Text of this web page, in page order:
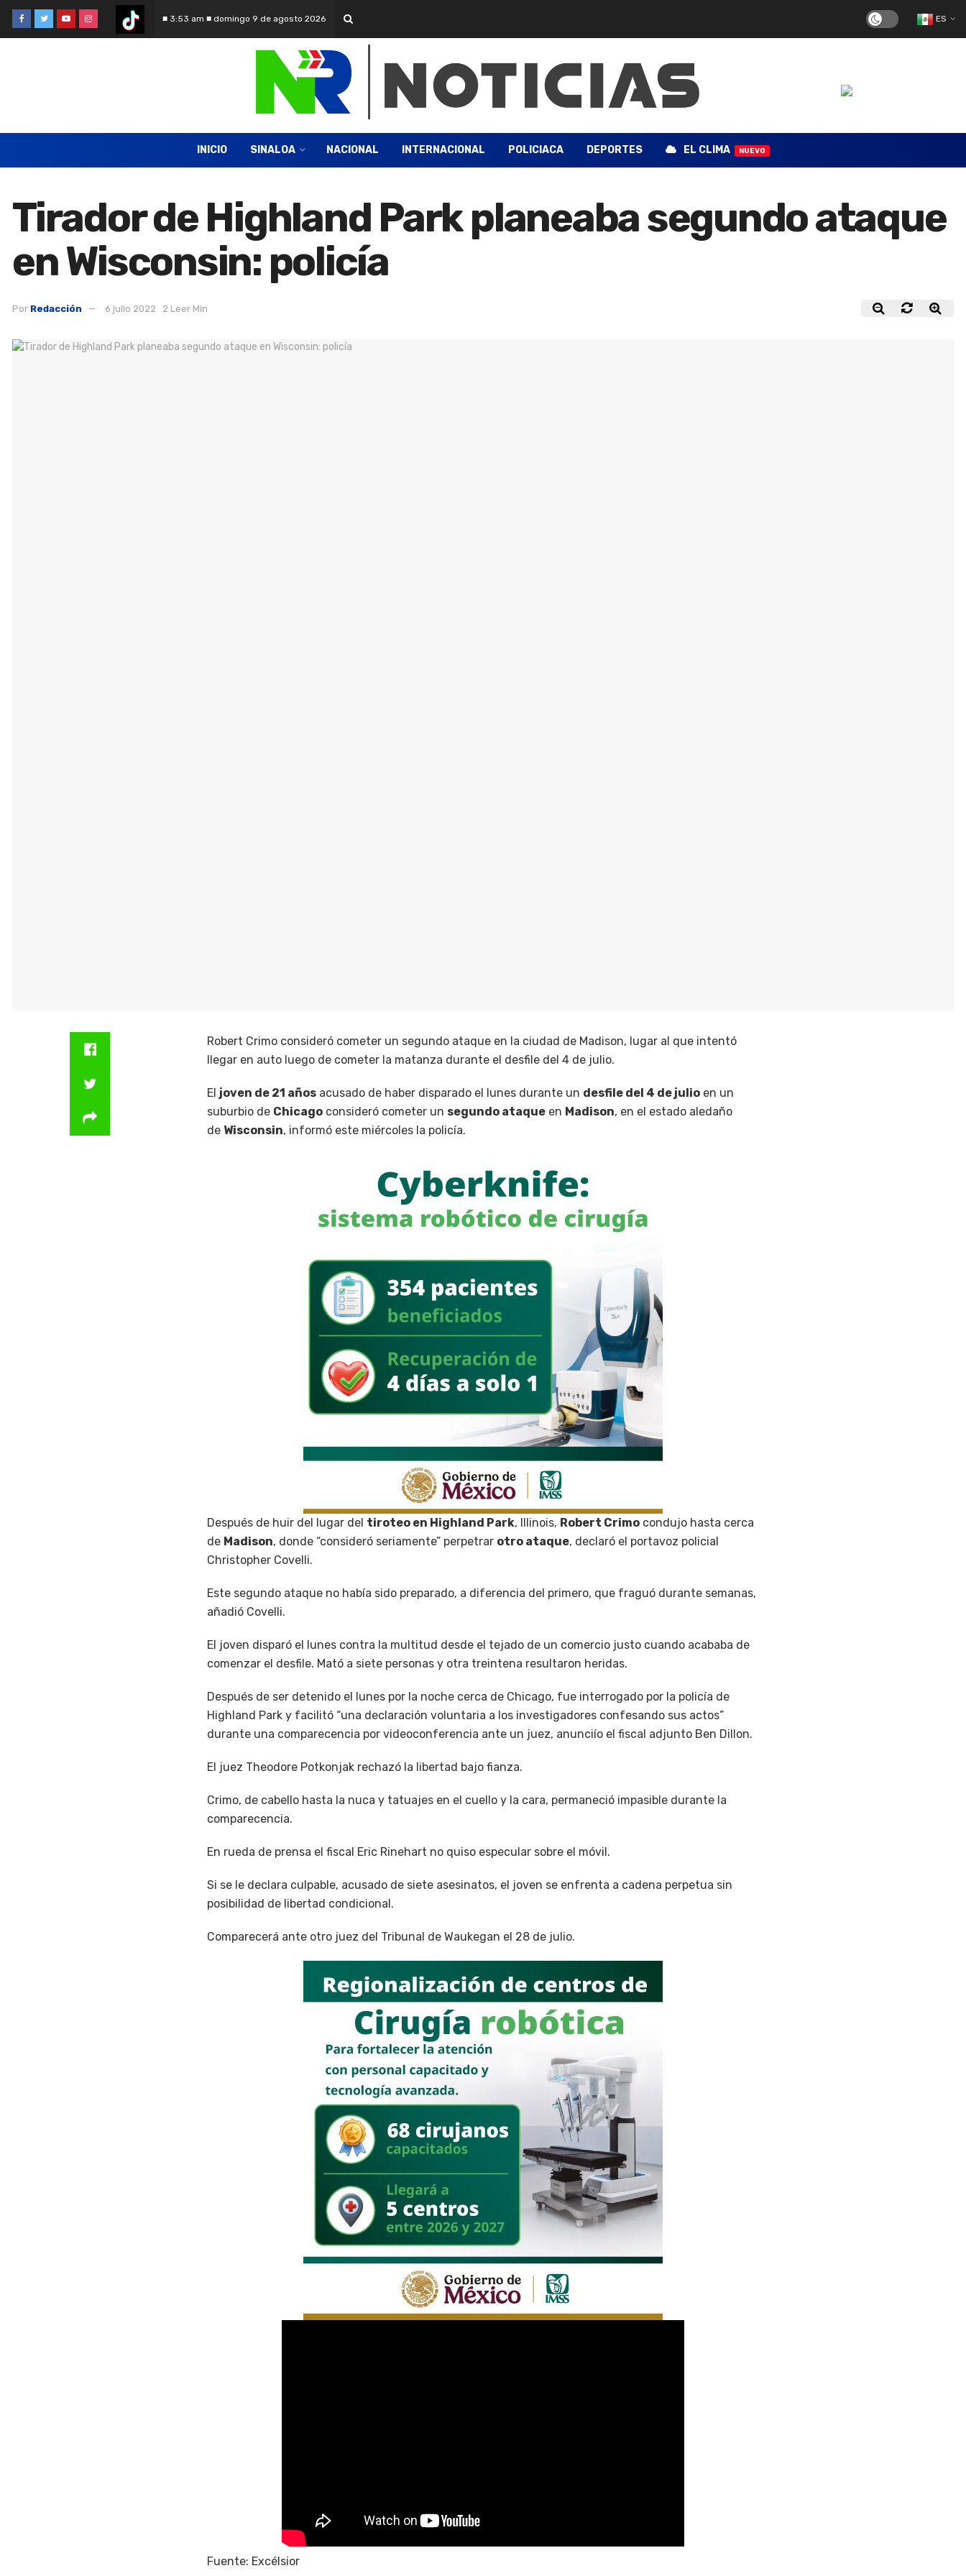
■ 3:53 am ■ domingo 9 de agosto 2026 ES
INICIO SINALOA NACIONAL INTERNACIONAL POLICIACA DEPORTES EL CLIMA NUEVO
Tirador de Highland Park planeaba segundo ataque
en Wisconsin: policía
Por Redacción 6 julio 2022 2 Leer Min
Robert Crimo consideró cometer un segundo ataque en la ciudad de Madison, lugar al que intentó
llegar en auto luego de cometer la matanza durante el desfile del 4 de julio.
El joven de 21 años acusado de haber disparado el lunes durante un desfile del 4 de julio en un
suburbio de Chicago consideró cometer un segundo ataque en Madison, en el estado aledaño
de Wisconsin, informó este miércoles la policía.
Después de huir del lugar del tiroteo en Highland Park, Illinois, Robert Crimo condujo hasta cerca
de Madison, donde “consideró seriamente” perpetrar otro ataque, declaró el portavoz policial
Christopher Covelli.
Este segundo ataque no había sido preparado, a diferencia del primero, que fraguó durante semanas,
añadió Covelli.
El joven disparó el lunes contra la multitud desde el tejado de un comercio justo cuando acababa de
comenzar el desfile. Mató a siete personas y otra treintena resultaron heridas.
Después de ser detenido el lunes por la noche cerca de Chicago, fue interrogado por la policía de
Highland Park y facilitó “una declaración voluntaria a los investigadores confesando sus actos”
durante una comparecencia por videoconferencia ante un juez, anunciío el fiscal adjunto Ben Dillon.
El juez Theodore Potkonjak rechazó la libertad bajo fianza.
Crimo, de cabello hasta la nuca y tatuajes en el cuello y la cara, permaneció impasible durante la
comparecencia.
En rueda de prensa el fiscal Eric Rinehart no quiso especular sobre el móvil.
Si se le declara culpable, acusado de siete asesinatos, el joven se enfrenta a cadena perpetua sin
posibilidad de libertad condicional.
Comparecerá ante otro juez del Tribunal de Waukegan el 28 de julio.
Fuente: Excélsior